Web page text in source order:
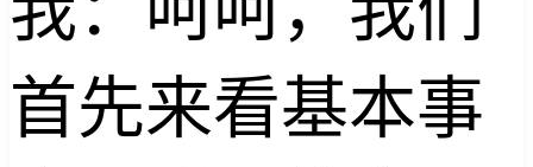
首先来看基本事